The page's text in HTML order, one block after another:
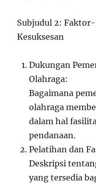
Subjudul 2:
Kesuksesan
Dukungan
Olahraga:
Bagaimana
olahraga
dalam hal
pendanaan.
Pelatihan dan
Deskripsi
yang tersedia